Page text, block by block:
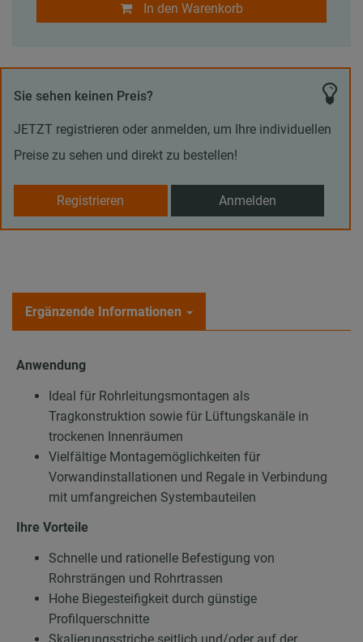
In den Warenkorb
Sie sehen keinen Preis?
JETZT registrieren oder anmelden, um Ihre individuellen
Preise zu sehen und direkt zu bestellen!
Registrieren Anmelden
Ergänzende Informationen
Anwendung
Ideal für Rohrleitungsmontagen als
Tragkonstruktion sowie für Lüftungskanäle in
trockenen Innenräumen
Vielfältige Montagemöglichkeiten für
Vorwandinstallationen und Regale in Verbindung
mit umfangreichen Systembauteilen
Ihre Vorteile
Schnelle und rationelle Befestigung von
Rohrsträngen und Rohrtrassen
Hohe Biegesteifigkeit durch günstige
Profilquerschnitte